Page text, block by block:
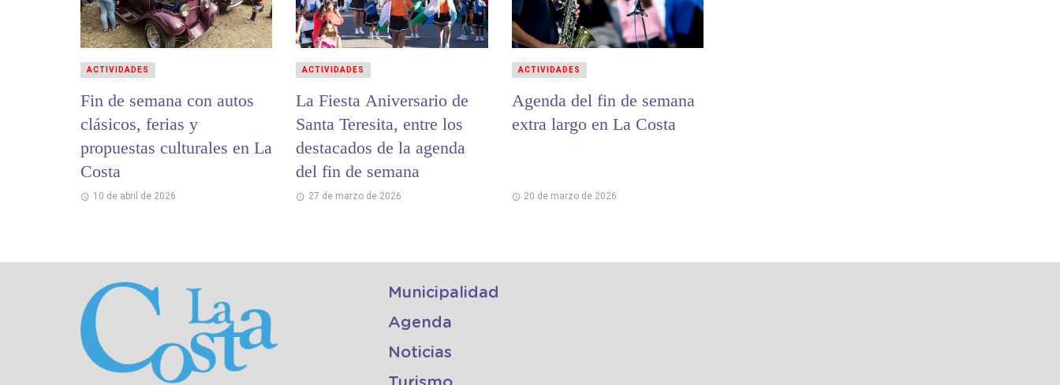
Fin de semana con autos
clásicos, ferias y
propuestas culturales en La
Costa
10 de abril de 2026
ACTIVIDADES
La Fiesta Aniversario de
Santa Teresita, entre los
destacados de la agenda
del fin de semana
27 de marzo de 2026
ACTIVIDADES
Agenda del fin de semana
extra largo en La Costa
20 de marzo de 2026
ACTIVIDADES
Municipalidad
Agenda
Noticias